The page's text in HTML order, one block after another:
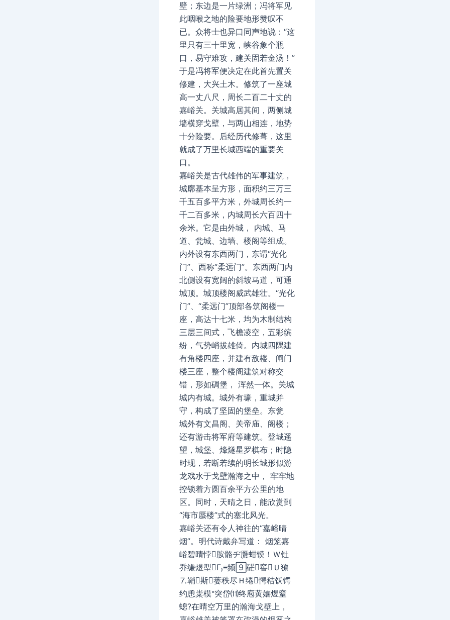
壁；东边是一片绿洲；冯将军见
此咽喉之地的险要地形赞叹不
已。众将士也异口同声地说：“这
里只有三十里宽，峡谷象个瓶
口，易守难攻，建关固若金汤！”
于是冯将军便决定在此首先置关
修建，大兴土木。修筑了一座城
高一丈八尺，周长二百二十丈的
嘉峪关。关城高居其间，两侧城
墙横穿戈壁，与两山相连，地势
十分险要。后经历代修葺，这里
就成了万里长城西端的重要关
口。
嘉峪关是古代雄伟的军事建筑，
城廓基本呈方形，面积约三万三
千五百多平方米，外城周长约一
千二百多米，内城周长六百四十
余米。它是由外城， 内城、马
道、瓮城、边墙、楼阁等组成。
内外设有东西两门，东谓“光化
门”、西称“柔远门”。东西两门内
北侧设有宽阔的斜坡马道，可通
城顶。城顶楼阁威武雄壮。“光化
门”、“柔远门”顶部各筑阁楼一
座，高达十七米，均为木制结构
三层三间式，飞檐凌空，五彩缤
纷，气势峭拔雄倚。内城四隅建
有角楼四座，并建有敌楼、闸门
楼三座，整个楼阁建筑对称交
错，形如碉堡， 浑然一体。关城
城内有城。城外有壕，重城并
守，构成了坚固的堡垒。东瓮
城外有文昌阁、关帝庙、阁楼；
还有游击将军府等建筑。登城遥
望，城堡、烽燧星罗棋布；时隐
时现，若断若续的明长城形似游
龙戏水于戈壁瀚海之中， 牢牢地
控锁着方圆百余平方公里的地
区。同时，天晴之日，能欣赏到
“海市蜃楼”式的塞北风光。
嘉峪关还有令人神往的“嘉峪晴
烟”。明代诗戴弁写道： 烟笼嘉
峪碧晴悖胺骼ヂ赝蚶镆！Ｗ钍
乔缣煜型Γ≡频硭窖Ｕ獠
⒎鞘斯蒌秩尽Ｈ绻愕秸饫锷
约恿粜模突岱⑾终庖黄嬉煜窒
螅?在晴空万里的瀚海戈壁上，